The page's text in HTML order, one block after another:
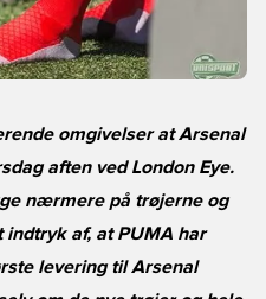
omgivelser at Arsenal
aften ved London Eye.
nærmere på trøjerne og
af, at PUMA har
levering til Arsenal